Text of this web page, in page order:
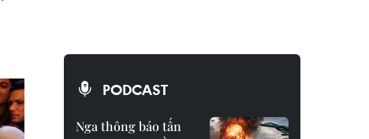
PODCAST
Nga thông báo tấn